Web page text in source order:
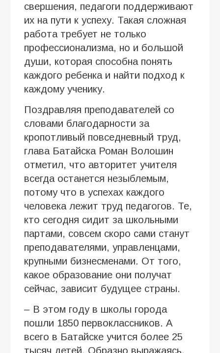
свершения, педагоги поддерживают
их на пути к успеху. Такая сложная
работа требует не только
профессионализма, но и большой
души, которая способна понять
каждого ребенка и найти подход к
каждому ученику.
Поздравляя преподавателей со
словами благодарности за
кропотливый повседневный труд,
глава Батайска Роман Волошин
отметил, что авторитет учителя
всегда останется незыблемым,
потому что в успехах каждого
человека лежит труд педагогов. Те,
кто сегодня сидит за школьными
партами, совсем скоро сами станут
преподавателями, управленцами,
крупными бизнесменами. От того,
какое образование они получат
сейчас, зависит будущее страны.
– В этом году в школы города
пошли 1850 первоклассников. А
всего в Батайске учится более 25
тысяч детей. Образно выражаясь,